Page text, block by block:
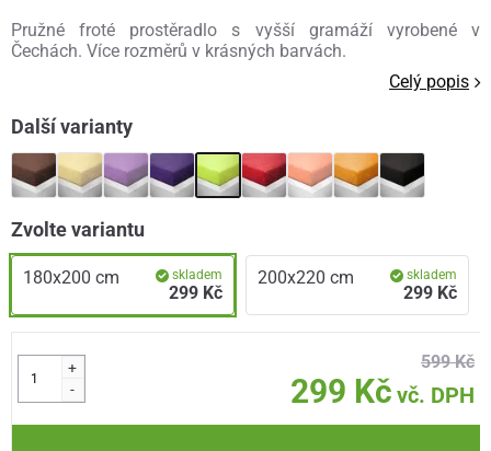
Pružné froté prostěradlo s vyšší gramáží vyrobené v
Čechách. Více rozměrů v krásných barvách.
Celý popis
Další varianty
Zvolte variantu
180x200 cm skladem
299 Kč
200x220 cm skladem
299 Kč
+
-
599 Kč
299 Kč vč. DPH